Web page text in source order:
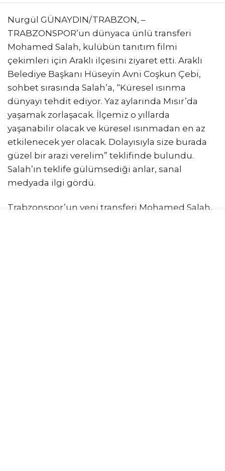
Nurgül GÜNAYDIN/TRABZON, –
TRABZONSPOR’un dünyaca ünlü transferi
Mohamed Salah, kulübün tanıtım filmi
çekimleri için Araklı ilçesini ziyaret etti. Araklı
Belediye Başkanı Hüseyin Avni Coşkun Çebi,
sohbet sırasında Salah’a, “Küresel ısınma
dünyayı tehdit ediyor. Yaz aylarında Mısır’da
yaşamak zorlaşacak. İlçemiz o yıllarda
yaşanabilir olacak ve küresel ısınmadan en az
etkilenecek yer olacak. Dolayısıyla size burada
güzel bir arazi verelim” teklifinde bulundu.
Salah’ın teklife gülümsediği anlar, sanal
medyada ilgi gördü.
Trabzonspor’un yeni transferi Mohamed Salah,